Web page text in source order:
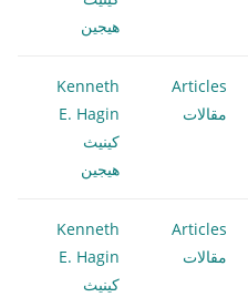
هيجين
Articles
مقالات
Kenneth
E. Hagin
كينيث
هيجين
Articles
مقالات
Kenneth
E. Hagin
كينيث